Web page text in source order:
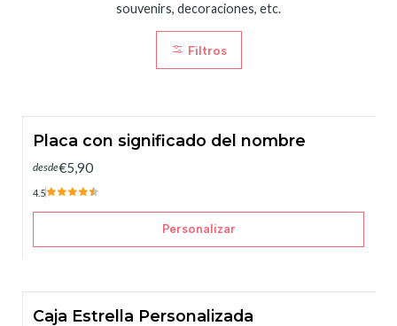
souvenirs, decoraciones, etc.
Filtros
Placa con significado del nombre
desde€5,90
4.5
Personalizar
Caja Estrella Personalizada